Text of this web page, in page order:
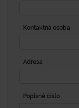
Kontaktná osoba
Adresa
Popisné číslo